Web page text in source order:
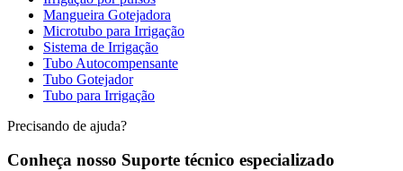
Mangueira Gotejadora
Microtubo para Irrigação
Sistema de Irrigação
Tubo Autocompensante
Tubo Gotejador
Tubo para Irrigação
Precisando de ajuda?
Conheça nosso Suporte técnico especializado